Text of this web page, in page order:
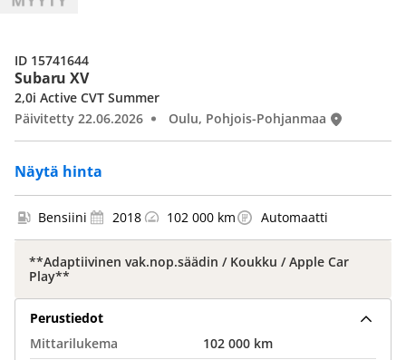
Subaru XV
Näytä hinta
2,0i Active CVT Summer
Päivitetty 22.06.2026
Oulu, Pohjois-Pohjanmaa
ID 15741644
Bensiini 2018 102 000 km Automaatti
**Adaptiivinen vak.nop.säädin / Koukku / Apple Car
Play**
Perustiedot
Mittarilukema
102 000 km